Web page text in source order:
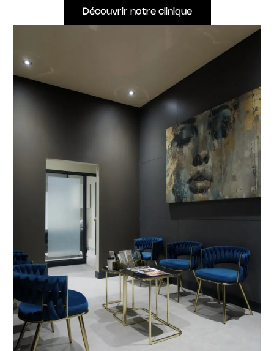
Découvrir notre clinique